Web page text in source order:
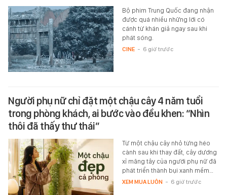
Bộ phim Trung Quốc đang nhận
được quá nhiều những lời có
cánh từ khán giả ngay sau khi
phát sóng.
CINE - 6 giờ trước
Người phụ nữ chỉ đặt một chậu cây 4 năm tuổi
trong phòng khách, ai bước vào đều khen: “Nhìn
thôi đã thấy thư thái”
Từ một chậu cây nhỏ từng héo
cành sau khi thay đất, cây dương
xỉ măng tây của người phụ nữ đã
phát triển thành bụi xanh mềm…
XEM MUA LUÔN - 6 giờ trước